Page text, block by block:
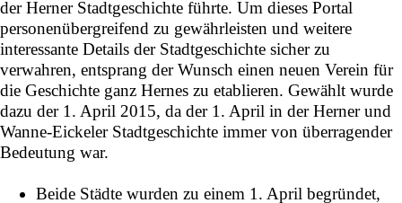
der Herner Stadtgeschichte führte. Um dieses Portal
personenübergreifend zu gewährleisten und weitere
interessante Details der Stadtgeschichte sicher zu
verwahren, entsprang der Wunsch einen neuen Verein für
die Geschichte ganz Hernes zu etablieren. Gewählt wurde
dazu der 1. April 2015, da der 1. April in der Herner und
Wanne-Eickeler Stadtgeschichte immer von überragender
Bedeutung war.
Beide Städte wurden zu einem 1. April begründet,